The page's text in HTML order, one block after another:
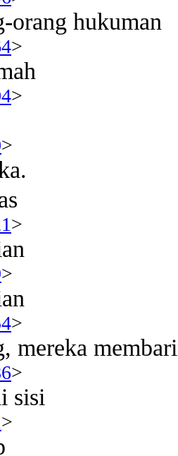
orang hukuman
>
>
>
>
>
>
mereka
>
sisi
>